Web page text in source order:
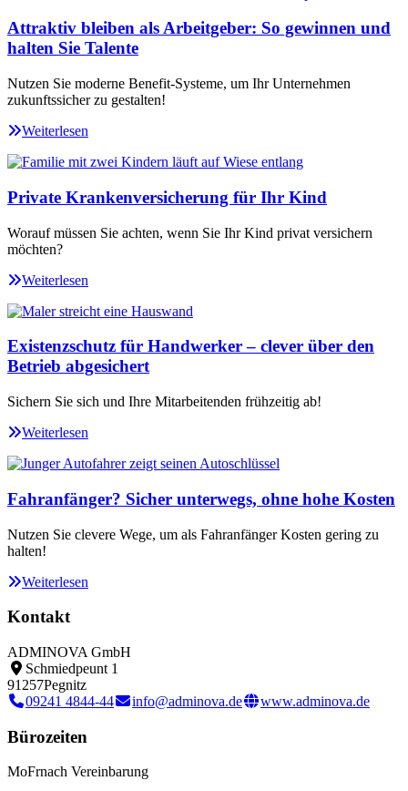
Attraktiv bleiben als Arbeitgeber: So gewinnen und
halten Sie Talente
Nutzen Sie moderne Benefit-Systeme, um Ihr Unternehmen
zukunftssicher zu gestalten!
Weiterlesen
Private Krankenversicherung für Ihr Kind
Worauf müssen Sie achten, wenn Sie Ihr Kind privat versichern
möchten?
Weiterlesen
Existenzschutz für Handwerker – clever über den
Betrieb abgesichert
Sichern Sie sich und Ihre Mitarbeitenden frühzeitig ab!
Weiterlesen
Fahranfänger? Sicher unterwegs, ohne hohe Kosten
Nutzen Sie clevere Wege, um als Fahranfänger Kosten gering zu
halten!
Weiterlesen
Kontakt
ADMINOVA GmbH
Schmiedpeunt 1
91257Pegnitz
09241 4844-44
info@adminova.de www.adminova.de
Bürozeiten
MoFrnach Vereinbarung